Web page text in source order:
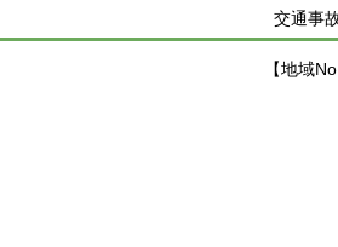
交通事
【地域